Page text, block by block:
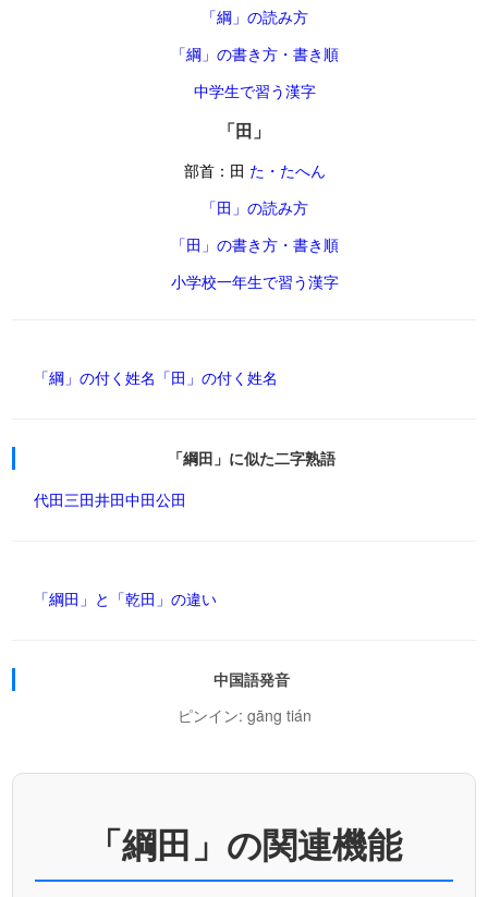
「綱」の読み方
「綱」の書き方・書き順
中学生で習う漢字
「田」
部首：田 た・たへん
「田」の読み方
「田」の書き方・書き順
小学校一年生で習う漢字
「綱」の付く姓名 「田」の付く姓名
「綱田」に似た二字熟語
代田三田井田中田公田
「綱田」と「乾田」の違い
中国語発音
ピンイン: gāng tián
「綱田」の関連機能